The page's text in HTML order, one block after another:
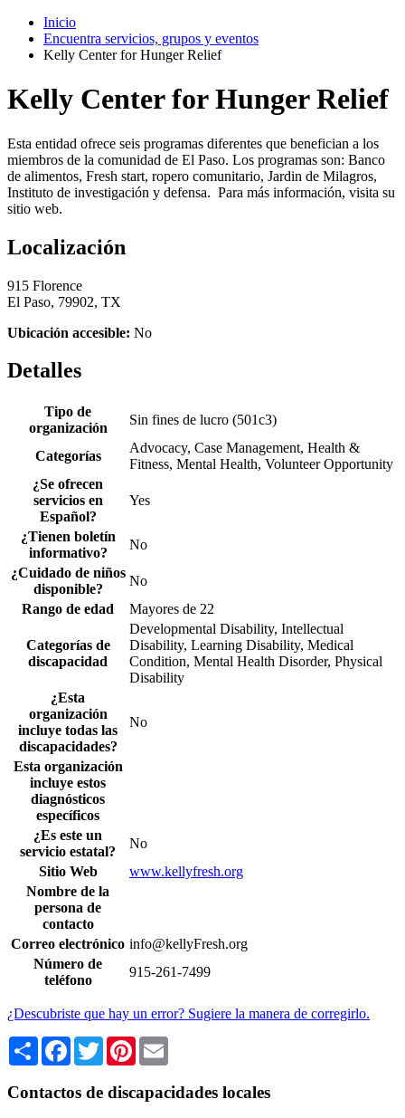
Inicio
Encuentra servicios, grupos y eventos
Kelly Center for Hunger Relief
Kelly Center for Hunger Relief
Esta entidad ofrece seis programas diferentes que benefician a los
miembros de la comunidad de El Paso. Los programas son: Banco
de alimentos, Fresh start, ropero comunitario, Jardin de Milagros,
Instituto de investigación y defensa. Para más información, visita su
sitio web.
Localización
915 Florence
El Paso, 79902, TX
Ubicación accesible: No
Detalles
Tipo de
organización
Sin fines de lucro (501c3)
Categorías
Advocacy, Case Management, Health &
Fitness, Mental Health, Volunteer Opportunity
¿Se ofrecen
servicios en
Español?
Yes
¿Tienen boletín
informativo?
No
¿Cuidado de niños
disponible?
No
Rango de edad
Mayores de 22
Categorías de
discapacidad
Developmental Disability, Intellectual
Disability, Learning Disability, Medical
Condition, Mental Health Disorder, Physical
Disability
¿Esta
organización
incluye todas las
discapacidades?
No
Esta organización
incluye estos
diagnósticos
específicos
¿Es este un
servicio estatal?
No
Sitio Web
www.kellyfresh.org
Nombre de la
persona de
contacto
Correo electrónico info@kellyFresh.org
Número de
teléfono
915-261-7499
¿Descubriste que hay un error? Sugiere la manera de corregirlo.
Share Facebook
TwitterPinterest
Contactos de discapacidades locales